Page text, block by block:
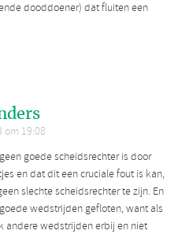
dooddoener) dat fluiten een
om 19:08
goede scheidsrechter is door
en dat dit een cruciale fout is kan,
slechte scheidsrechter te zijn. En
wedstrijden gefloten, want als
andere wedstrijden erbij en niet